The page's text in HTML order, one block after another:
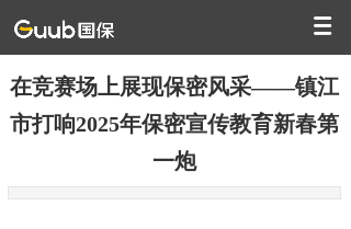
在竞赛场上展现保密风采——镇江
市打响2025年保密宣传教育新春第
一炮